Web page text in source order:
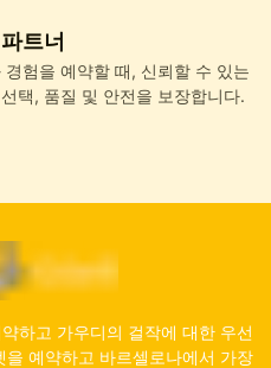
트너
험을 예약할 때, 신뢰할 수 있는
택, 품질 및 안전을 보장합니다.
하고 가우디의 걸작에 대한 우선
예약하고 바르셀로나에서 가장